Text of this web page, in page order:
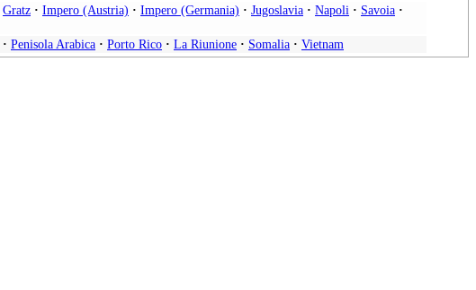
Gratz · Impero (Austria) · Impero (Germania) · Jugoslavia · Napoli · Savoia ·
· Penisola Arabica · Porto Rico · La Riunione · Somalia · Vietnam